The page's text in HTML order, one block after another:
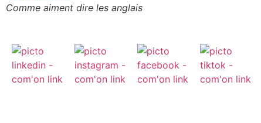
Comme aiment dire les anglais